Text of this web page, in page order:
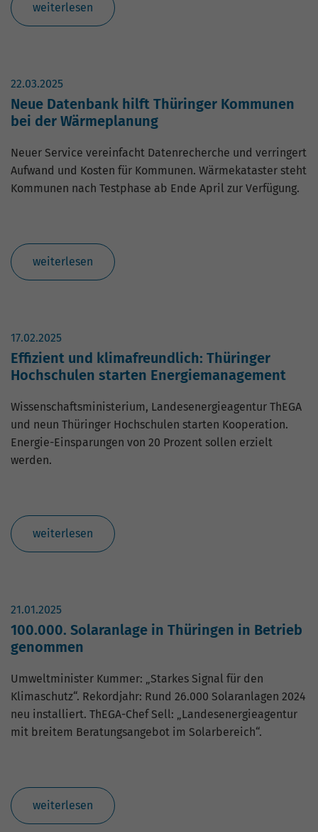
weiterlesen
22.03.2025
Neue Datenbank hilft Thüringer Kommunen
bei der Wärmeplanung
Neuer Service vereinfacht Datenrecherche und verringert
Aufwand und Kosten für Kommunen. Wärmekataster steht
Kommunen nach Testphase ab Ende April zur Verfügung.
weiterlesen
17.02.2025
Effizient und klimafreundlich: Thüringer
Hochschulen starten Energiemanagement
Wissenschaftsministerium, Landesenergieagentur ThEGA
und neun Thüringer Hochschulen starten Kooperation.
Energie-Einsparungen von 20 Prozent sollen erzielt
werden.
weiterlesen
21.01.2025
100.000. Solaranlage in Thüringen in Betrieb
genommen
Umweltminister Kummer: „Starkes Signal für den
Klimaschutz“. Rekordjahr: Rund 26.000 Solaranlagen 2024
neu installiert. ThEGA-Chef Sell: „Landesenergieagentur
mit breitem Beratungsangebot im Solarbereich“.
weiterlesen